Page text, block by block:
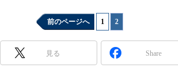
踊るバズワード ～Behind the
Buzzword
この10年で起こったこと、次の10年
で起こること
前のページへ 1 2
見る Share